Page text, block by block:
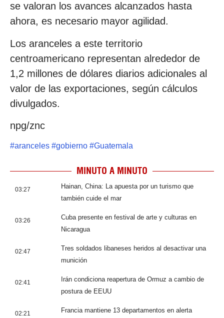
se valoran los avances alcanzados hasta
ahora, es necesario mayor agilidad.
Los aranceles a este territorio
centroamericano representan alrededor de
1,2 millones de dólares diarios adicionales al
valor de las exportaciones, según cálculos
divulgados.
npg/znc
#aranceles #gobierno #Guatemala
MINUTO A MINUTO
03:27
Hainan, China: La apuesta por un turismo que
también cuide el mar
03:26
Cuba presente en festival de arte y culturas en
Nicaragua
02:47
Tres soldados libaneses heridos al desactivar una
munición
02:41
Irán condiciona reapertura de Ormuz a cambio de
postura de EEUU
02:21
Francia mantiene 13 departamentos en alerta